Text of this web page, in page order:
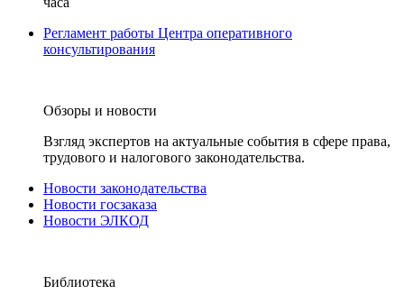
Регламент работы Центра оперативного
консультирования
Обзоры и новости
Взгляд экспертов на актуальные события в сфере права,
трудового и налогового законодательства.
Новости законодательства
Новости госзаказа
Новости ЭЛКОД
Библиотека